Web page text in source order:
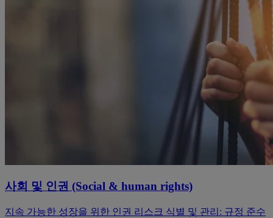
사회 및 인권 (Social & human rights)
지속 가능한 성장을 위한 인권 리스크 식별 및 관리: 규정 준수